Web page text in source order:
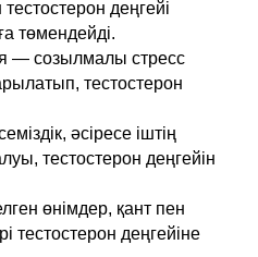
деңгейі
төмендейді.
— созылмалы стресс
тестостерон
әсіресе іштің
тестостерон деңгейін
өнімдер, қант пен
тестостерон деңгейіне